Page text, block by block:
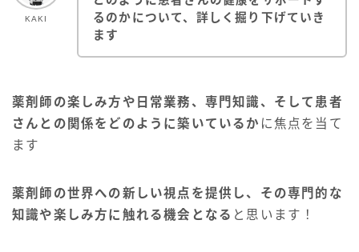
KAKI
るのかについて、詳しく掘り下げていき
ます
薬剤師の楽しみ方や日常業務、専門知識、そして患者
さんとの関係をどのように築いているか に焦点を当て
ます
薬剤師の世界への新しい視点を提供し、その専門的な
知識や楽しみ方に触れる機会となる と思います！